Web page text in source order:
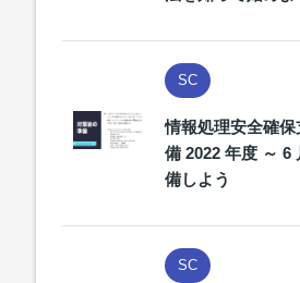
SC
情報処理安全確
備 2022 年度 ～ 6
備しよう
SC